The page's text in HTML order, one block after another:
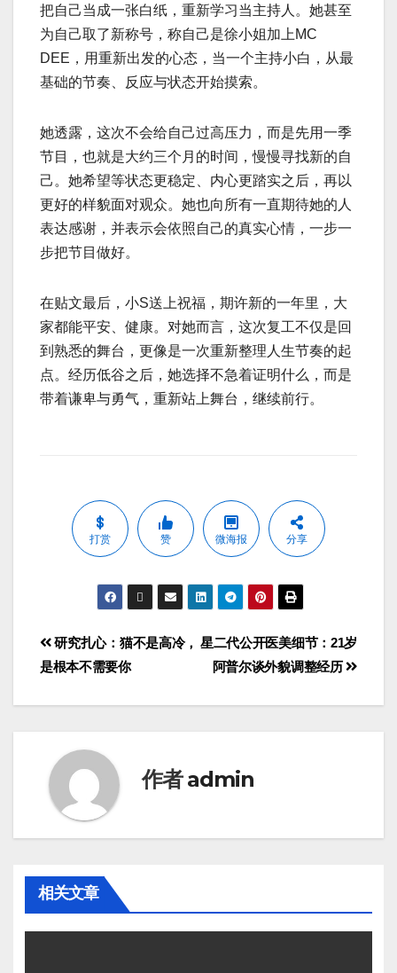
把自己当成一张白纸，重新学习当主持人。她甚至
为自己取了新称号，称自己是徐小姐加上MC
DEE，用重新出发的心态，当一个主持小白，从最
基础的节奏、反应与状态开始摸索。
她透露，这次不会给自己过高压力，而是先用一季
节目，也就是大约三个月的时间，慢慢寻找新的自
己。她希望等状态更稳定、内心更踏实之后，再以
更好的样貌面对观众。她也向所有一直期待她的人
表达感谢，并表示会依照自己的真实心情，一步一
步把节目做好。
在贴文最后，小S送上祝福，期许新的一年里，大
家都能平安、健康。对她而言，这次复工不仅是回
到熟悉的舞台，更像是一次重新整理人生节奏的起
点。经历低谷之后，她选择不急着证明什么，而是
带着谦卑与勇气，重新站上舞台，继续前行。
打赏 赞 微海报 分享
星二代公开医美细节：21岁
阿普尔谈外貌调整经历
研究扎心：猫不是高冷，
是根本不需要你
作者admin
相关文章